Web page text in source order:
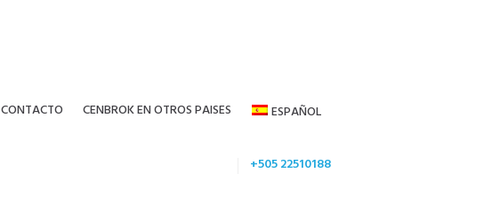
CONTACTO CENBROK EN OTROS PAISES ESPAÑOL
+505 22510188